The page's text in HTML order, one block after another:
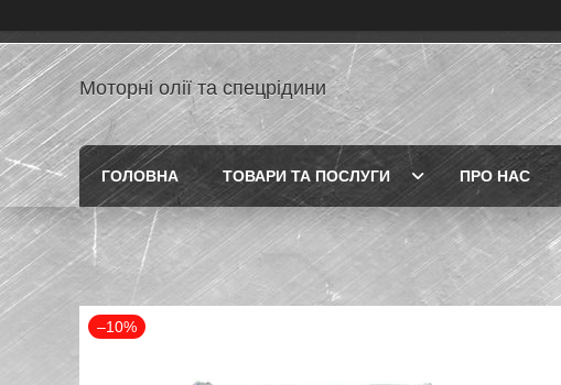
Моторні олії та спецрідини
ГОЛОВНА ТОВАРИ ТА ПОСЛУГИ ПРО НАС
–10%